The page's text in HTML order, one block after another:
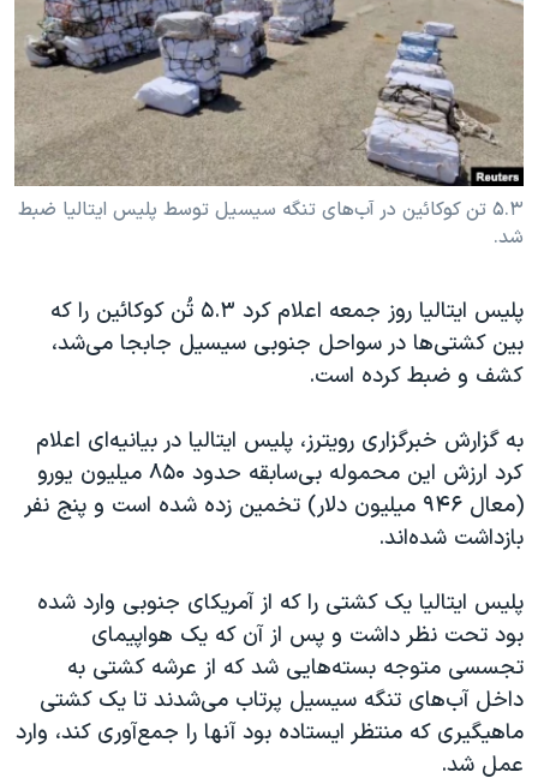
فرهنگ و زندگی
حقوق شهروندی
اقتصادی
علم و فناوری
مستندها
انتخابات ریاست جمهوری آمریکا ۲۰۲۴
حمله جمهوری اسلامی به اسرائیل
رمز مهسا
تریبونال مردمی آبان ۹۸
دادگاه حمید نوری
قانون شفافیت دارائی کادر رهبری ایران
اعتراضات مردمی آبان ۹۸
اسرائیل در جنگ
همایش محافظه‌کاران آمریکا «سی‌پک»
صفحه‌های ویژه
سفر پرزیدنت ترامپ به چین
دنبال کنید
زبانهای مختلف
۵.۳ تن کوکائین در آب‌های تنگه سیسیل توسط پلیس ایتالیا ضبط
شد.
پلیس ایتالیا روز جمعه اعلام کرد ۵.۳ تُن کوکائین را که
بین کشتی‌ها در سواحل جنوبی سیسیل جابجا می‌شد،
کشف و ضبط کرده است.
به گزارش خبرگزاری رویترز، پلیس ایتالیا در بیانیه‌ای اعلام
کرد ارزش این محموله بی‌سابقه حدود ۸۵۰ میلیون یورو
(معال ۹۴۶ میلیون دلار) تخمین زده شده است و پنج نفر
بازداشت شده‌اند.
پلیس ایتالیا یک کشتی‌ را که از آمریکای جنوبی وارد شده
بود تحت نظر داشت و پس از آن که یک هواپیمای
تجسسی متوجه بسته‌هایی شد که از عرشه کشتی به
داخل آب‌های تنگه سیسیل پرتاب می‌شدند تا یک کشتی
ماهیگیری که منتظر ایستاده بود آنها را جمع‌آوری کند، وارد
عمل شد.